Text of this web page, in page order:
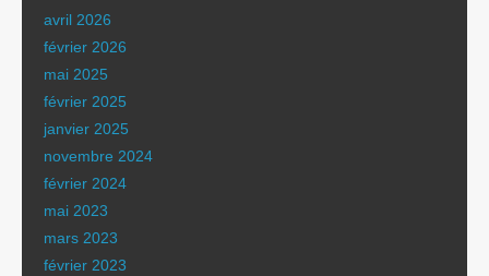
avril 2026
février 2026
mai 2025
février 2025
janvier 2025
novembre 2024
février 2024
mai 2023
mars 2023
février 2023